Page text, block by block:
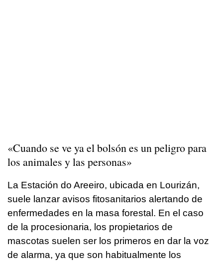
«Cuando se ve ya el bolsón es un peligro para
los animales y las personas»
La Estación do Areeiro, ubicada en Lourizán,
suele lanzar avisos fitosanitarios alertando de
enfermedades en la masa forestal. En el caso
de la procesionaria, los propietarios de
mascotas suelen ser los primeros en dar la voz
de alarma, ya que son habitualmente los